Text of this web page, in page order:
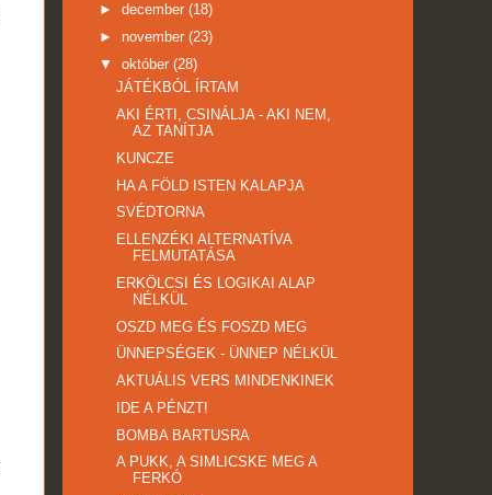
► december (18)
► november (23)
▼ október (28)
JÁTÉKBÓL ÍRTAM
AKI ÉRTI, CSINÁLJA - AKI NEM,
AZ TANÍTJA
KUNCZE
HA A FÖLD ISTEN KALAPJA
SVÉDTORNA
ELLENZÉKI ALTERNATÍVA
FELMUTATÁSA
ERKÖLCSI ÉS LOGIKAI ALAP
NÉLKÜL
OSZD MEG ÉS FOSZD MEG
ÜNNEPSÉGEK - ÜNNEP NÉLKÜL
AKTUÁLIS VERS MINDENKINEK
IDE A PÉNZT!
BOMBA BARTUSRA
A PUKK, A SIMLICSKE MEG A
FERKÓ